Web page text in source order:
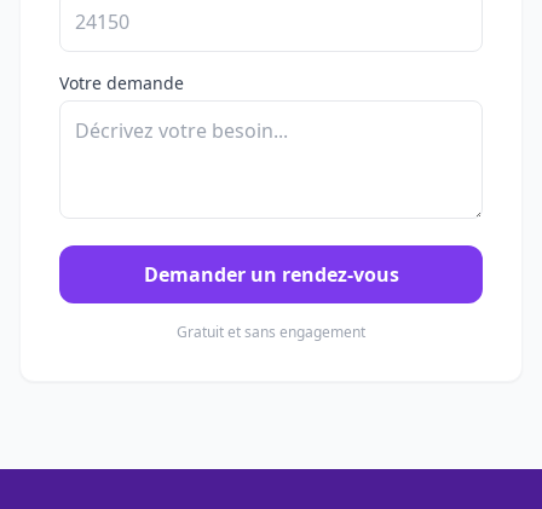
Votre demande
Demander un rendez-vous
Gratuit et sans engagement